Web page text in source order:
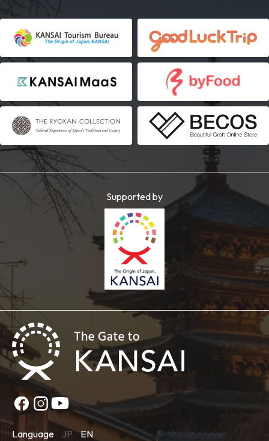
Supported by
Language JP EN